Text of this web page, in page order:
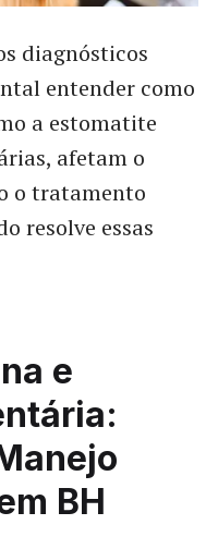
diagnósticos
entender como
a estomatite
afetam o
o tratamento
resolve essas
e
BH